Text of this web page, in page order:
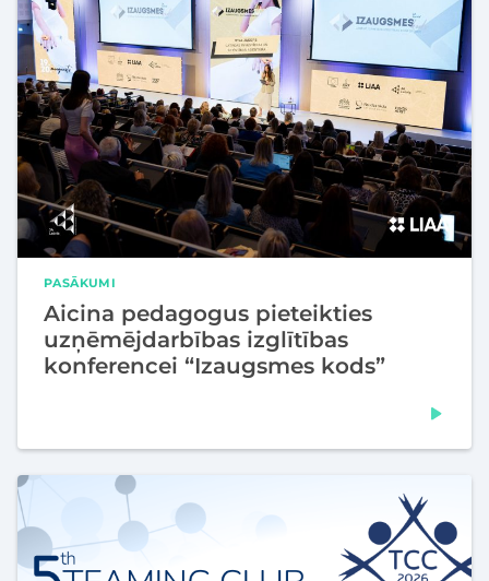
PASĀKUMI
Aicina pedagogus pieteikties
uzņēmējdarbības izglītības
konferencei “Izaugsmes kods”